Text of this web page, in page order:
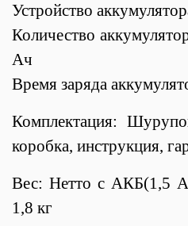
Устройство
Количество
Ач
Время заряда
Комплектация:
коробка, инструкция,
Вес: Нетто с АКБ(1,5
1,8 кг